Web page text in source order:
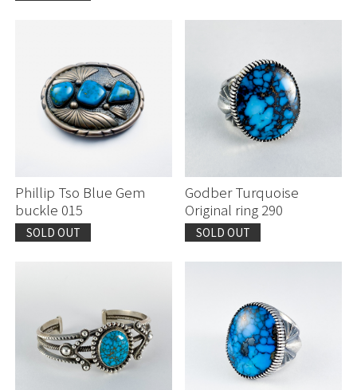
Phillip Tso Blue Gem
buckle 015
SOLD OUT
Godber Turquoise
Original ring 290
SOLD OUT